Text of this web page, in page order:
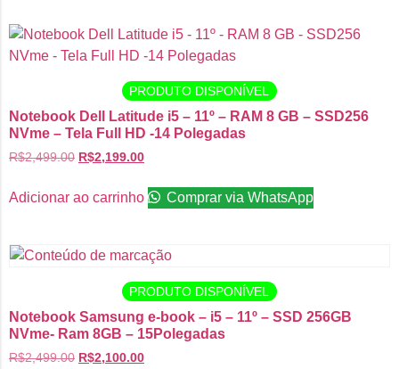
PRODUTO DISPONÍVEL
Notebook Dell Latitude i5 – 11º – RAM 8 GB – SSD256
NVme – ⁠Tela Full HD -14 Polegadas
R$2,499.00 R$2,199.00
Adicionar ao carrinho Comprar via WhatsApp
PRODUTO DISPONÍVEL
Notebook Samsung e-book – i5 – 11º – SSD 256GB
NVme- Ram 8GB – 15Polegadas
R$2,499.00 R$2,100.00